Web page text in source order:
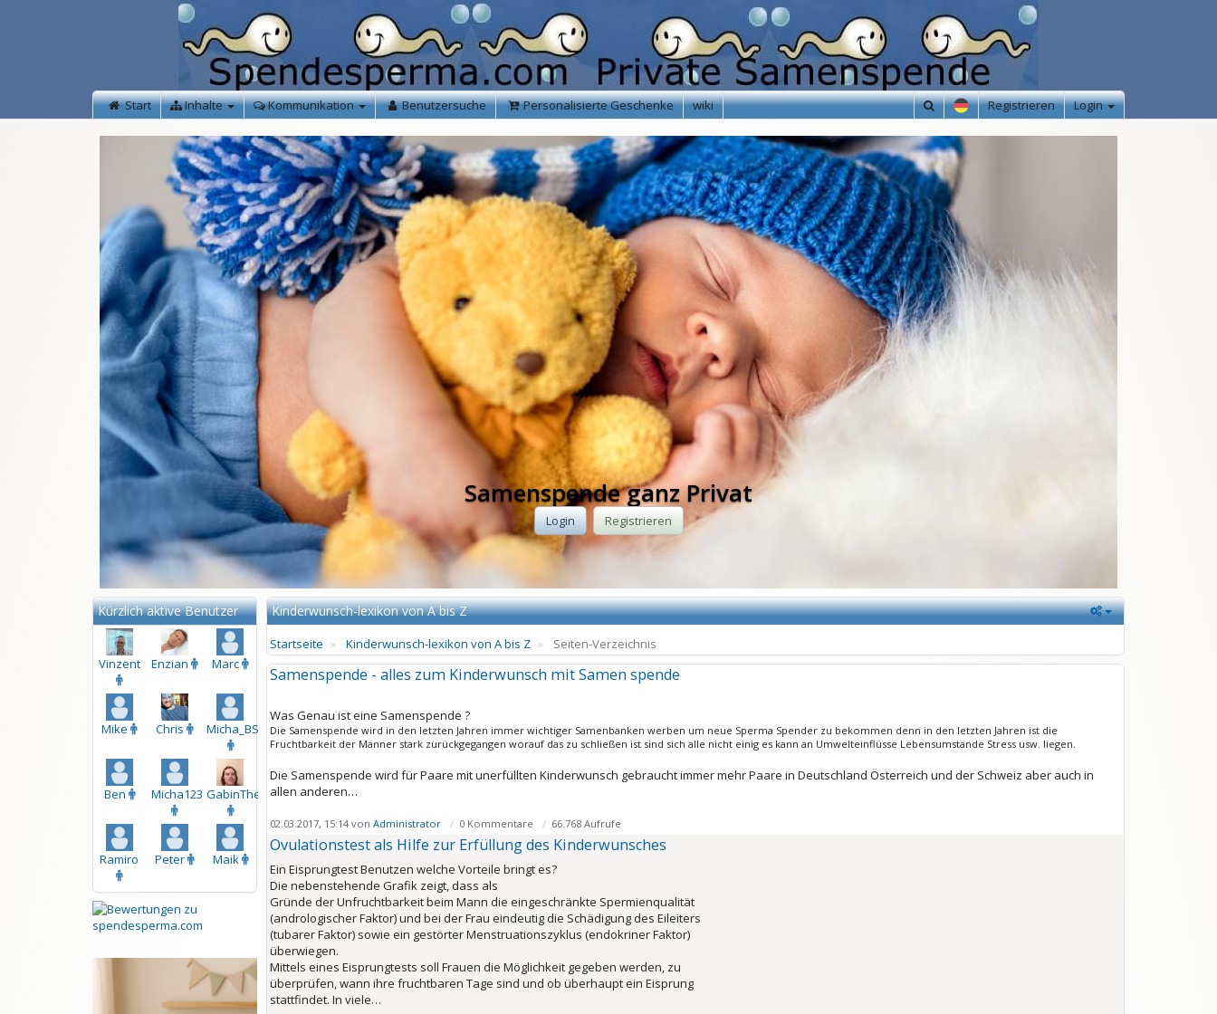
Start Inhalte Kommunikation Benutzersuche Personalisierte Geschenke wiki Registrieren Login
Samenspende ganz Privat
Login Registrieren
Kürzlich aktive Benutzer
Vinzent Enzian Marc
Mike Chris Micha_BS_WR
Ben Micha123 GabinTheKing
Ramiro Peter Maik
Kinderwunsch-lexikon von A bis Z
Startseite Kinderwunsch-lexikon von A bis Z Seiten-Verzeichnis
Samenspende - alles zum Kinderwunsch mit Samen spende
Was Genau ist eine Samenspende ?
Die Samenspende wird in den letzten Jahren immer wichtiger Samenbanken werben um neue Sperma Spender zu bekommen denn in den letzten Jahren ist die
Fruchtbarkeit der Männer stark zurückgegangen worauf das zu schließen ist sind sich alle nicht einig es kann an Umwelteinflüsse Lebensumstände Stress usw. liegen.
Die Samenspende wird für Paare mit unerfüllten Kinderwunsch gebraucht immer mehr Paare in Deutschland Österreich und der Schweiz aber auch in
allen anderen…
02.03.2017, 15:14 von Administrator 0 Kommentare 66.768 Aufrufe
Ovulationstest als Hilfe zur Erfüllung des Kinderwunsches
Ein Eisprungtest Benutzen welche Vorteile bringt es?
Die nebenstehende Grafik zeigt, dass als
Gründe der Unfruchtbarkeit beim Mann die eingeschränkte Spermienqualität
(andrologischer Faktor) und bei der Frau eindeutig die Schädigung des Eileiters
(tubarer Faktor) sowie ein gestörter Menstruationszyklus (endokriner Faktor)
überwiegen.
Mittels eines Eisprungtests soll Frauen die Möglichkeit gegeben werden, zu
überprüfen, wann ihre fruchtbaren Tage sind und ob überhaupt ein Eisprung
stattfindet. In viele…